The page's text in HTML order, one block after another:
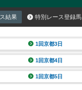
結果 特別レース登録馬
1回京都3日
1回京都4日
1回京都5日